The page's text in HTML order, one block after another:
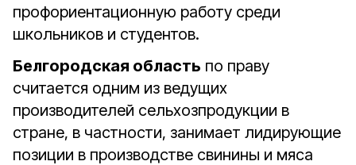
профориентационную работу среди
школьников и студентов.
Белгородская область по праву
считается одним из ведущих
производителей сельхозпродукции в
стране, в частности, занимает лидирующие
позиции в производстве свинины и мяса